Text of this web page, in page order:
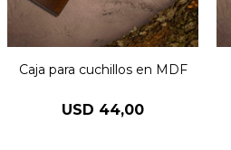
Caja para cuchillos en MDF
USD 44,00